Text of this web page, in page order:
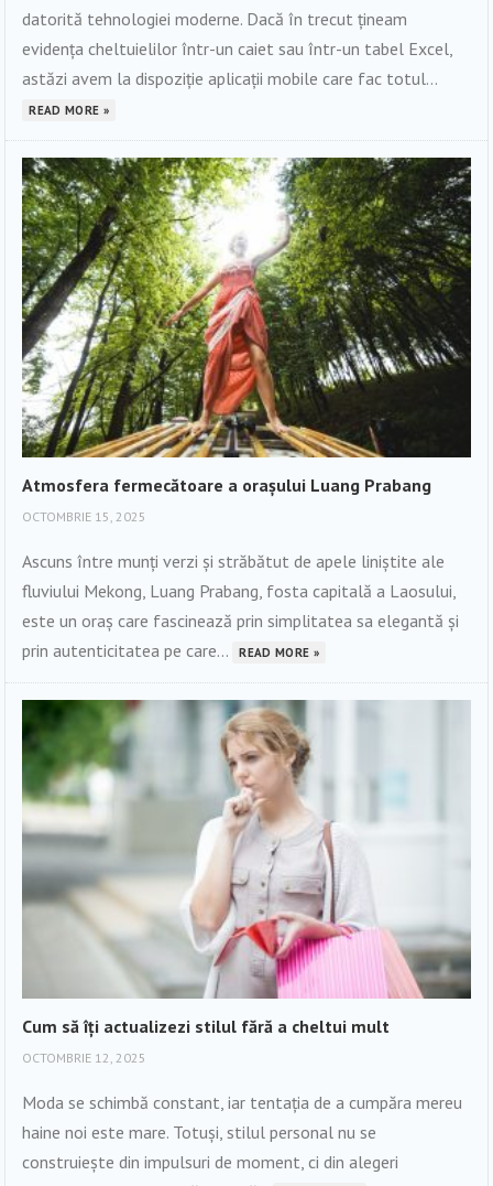
datorită tehnologiei moderne. Dacă în trecut țineam
evidența cheltuielilor într-un caiet sau într-un tabel Excel,
astăzi avem la dispoziție aplicații mobile care fac totul...
READ MORE »
Atmosfera fermecătoare a orașului Luang Prabang
OCTOMBRIE 15, 2025
Ascuns între munți verzi și străbătut de apele liniștite ale
fluviului Mekong, Luang Prabang, fosta capitală a Laosului,
este un oraș care fascinează prin simplitatea sa elegantă și
prin autenticitatea pe care...
READ MORE »
Cum să îți actualizezi stilul fără a cheltui mult
OCTOMBRIE 12, 2025
Moda se schimbă constant, iar tentația de a cumpăra mereu
haine noi este mare. Totuși, stilul personal nu se
construiește din impulsuri de moment, ci din alegeri